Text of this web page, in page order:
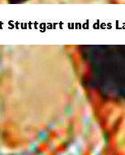
Stuttgart und des